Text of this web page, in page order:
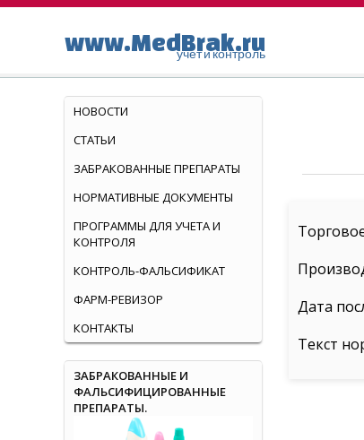
www.MedBrak.ru
учет и контроль
Дата
Текст
НОВОСТИ
СТАТЬИ
ЗАБРАКОВАННЫЕ ПРЕПАРАТЫ
НОРМАТИВНЫЕ ДОКУМЕНТЫ
ПРОГРАММЫ ДЛЯ УЧЕТА И
КОНТРОЛЯ
КОНТРОЛЬ-ФАЛЬСИФИКАТ
ФАРМ-РЕВИЗОР
КОНТАКТЫ
ЗАБРАКОВАННЫЕ И
ФАЛЬСИФИЦИРОВАННЫЕ
ПРЕПАРАТЫ.